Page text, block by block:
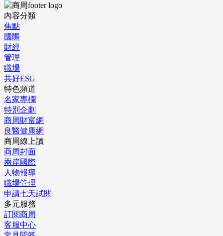
內容分類
焦點
國際
財經
管理
職場
共好ESG
特色頻道
名家專欄
特別企劃
商周財富網
良醫健康網
商周線上讀
商周封面
兩岸國際
人物報導
職場管理
申請七天試閱
多元服務
訂閱商周
客服中心